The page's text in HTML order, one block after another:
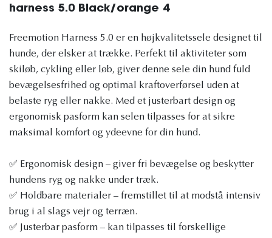
harness 5.0 Black/orange 4
Freemotion Harness 5.0 er en højkvalitetssele designet til
hunde, der elsker at trække. Perfekt til aktiviteter som
skiløb, cykling eller løb, giver denne sele din hund fuld
bevægelsesfrihed og optimal kraftoverførsel uden at
belaste ryg eller nakke. Med et justerbart design og
ergonomisk pasform kan selen tilpasses for at sikre
maksimal komfort og ydeevne for din hund.
✅ Ergonomisk design – giver fri bevægelse og beskytter
hundens ryg og nakke under træk.
✅ Holdbare materialer – fremstillet til at modstå intensiv
brug i al slags vejr og terræn.
✅ Justerbar pasform – kan tilpasses til forskellige